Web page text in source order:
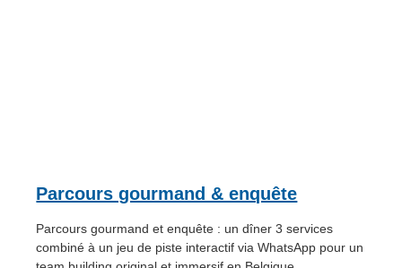
Parcours gourmand & enquête
Parcours gourmand et enquête : un dîner 3 services
combiné à un jeu de piste interactif via WhatsApp pour un